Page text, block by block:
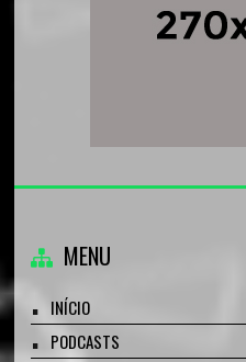
MENU
INÍCIO
PODCASTS